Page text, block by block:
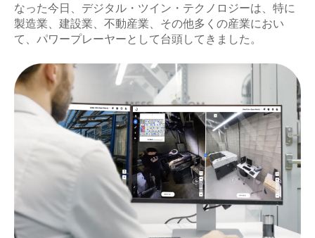
なった今日、デジタル・ツイン・テクノロジーは、特に
製造業、建設業、不動産業、その他多くの産業におい
て、パワープレーヤーとして台頭してきました。